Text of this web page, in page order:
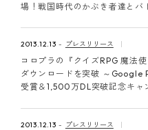
場！戦国時代のかぶき者達とバ
2013.12.13 プレスリリース
コロプラの『クイズRPG 魔法
ダウンロードを突破 ～Google
受賞＆1,500万DL突破記念キャ
2013.12.13 プレスリリース